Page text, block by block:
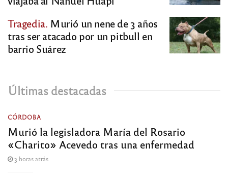
Tragedia. Murió un nene de 3 años
tras ser atacado por un pitbull en
barrio Suárez
Últimas destacadas
CÓRDOBA
Murió la legisladora María del Rosario
«Charito» Acevedo tras una enfermedad
3 horas atrás